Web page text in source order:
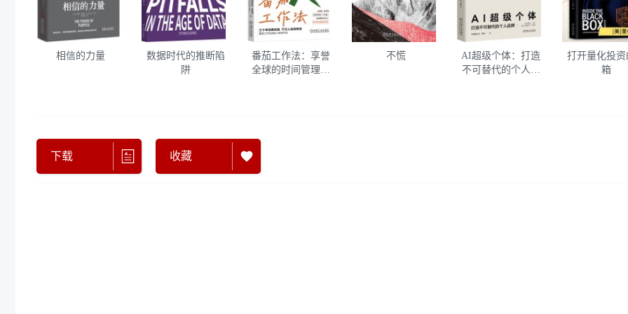
相信的力量
数据时代的推断陷
阱
番茄工作法：享誉
全球的时间管理系
不慌
AI超级个体：打造
不可替代的个人品
打开量化投资
箱
下载 收藏